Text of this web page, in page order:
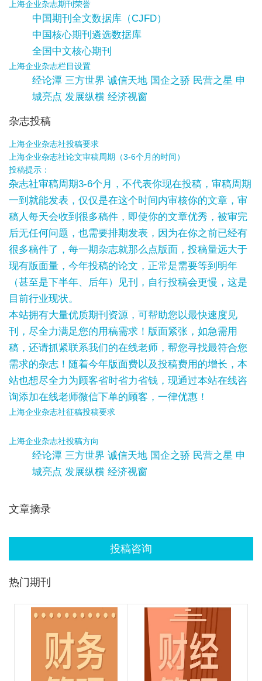
上海企业杂志期刊荣誉
中国期刊全文数据库（CJFD）
中国核心期刊遴选数据库
全国中文核心期刊
上海企业杂志栏目设置
经论潭 三方世界 诚信天地 国企之骄 民营之星 申
城亮点 发展纵横 经济视窗
杂志投稿
上海企业杂志社投稿要求
上海企业杂志社论文审稿周期（3-6个月的时间）
投稿提示：
杂志社审稿周期3-6个月，不代表你现在投稿，审稿周期
一到就能发表，仅仅是在这个时间内审核你的文章，审
稿人每天会收到很多稿件，即使你的文章优秀，被审完
后无任何问题，也需要排期发表，因为在你之前已经有
很多稿件了，每一期杂志就那么点版面，投稿量远大于
现有版面量，今年投稿的论文，正常是需要等到明年
（甚至是下半年、后年）见刊，自行投稿会更慢，这是
目前行业现状。
本站拥有大量优质期刊资源，可帮助您以最快速度见
刊，尽全力满足您的用稿需求！版面紧张，如急需用
稿，还请抓紧联系我们的在线老师，帮您寻找最符合您
需求的杂志！随着今年版面费以及投稿费用的增长，本
站也想尽全力为顾客省时省力省钱，现通过本站在线咨
询添加在线老师微信下单的顾客，一律优惠！
上海企业杂志社征稿投稿要求
上海企业杂志社投稿方向
经论潭 三方世界 诚信天地 国企之骄 民营之星 申
城亮点 发展纵横 经济视窗
文章摘录
投稿咨询
热门期刊